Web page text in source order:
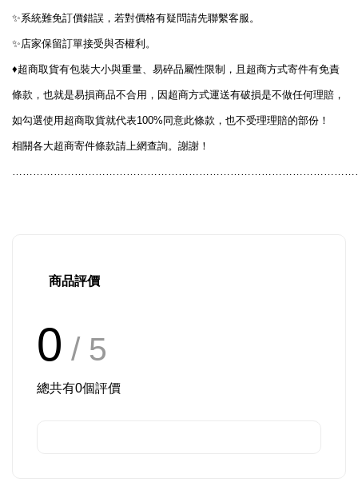
✨系統難免訂價錯誤，若對價格有疑問請先聯繫客服。
✨店家保留訂單接受與否權利。
♦️超商取貨有包裝大小與重量、易碎品屬性限制，且超商方式寄件有免責
條款，也就是易損商品不合用，因超商方式運送有破損是不做任何理賠，
如勾選使用超商取貨就代表100% 同意此條款，也不受理理賠的部份！
相關各大超商寄件條款請上網查詢。謝謝！
商品評價
0 / 5
總共有0個評價